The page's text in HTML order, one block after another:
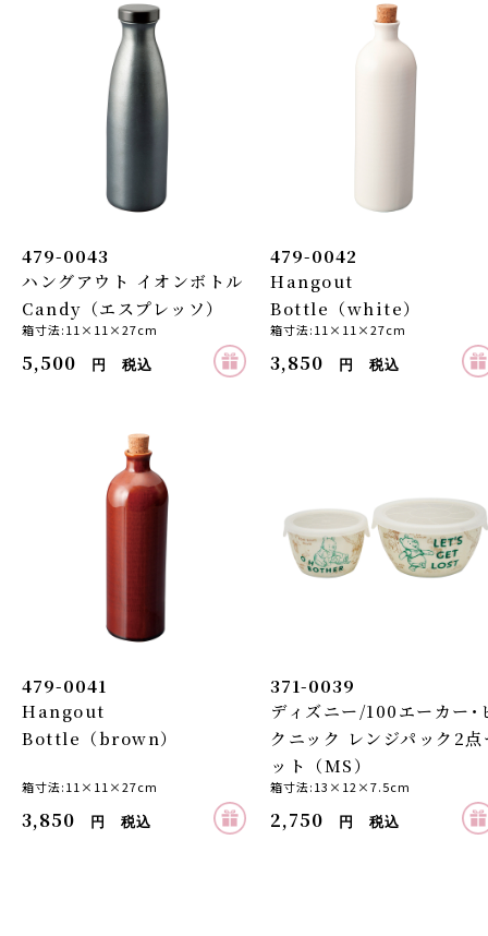
479-0043
ハングアウト イオンボトル
Candy（エスプレッソ）
箱寸法:11×11×27cm
5,500 円 税込
479-0042
Hangout
Bottle（white）
箱寸法:11×11×27cm
3,850 円 税込
479-0041
Hangout
Bottle（brown）
箱寸法:11×11×27cm
3,850 円 税込
371-0039
ディズニー/100エーカー･
クニック レンジパック2点
ット（MS）
箱寸法:13×12×7.5cm
2,750 円 税込